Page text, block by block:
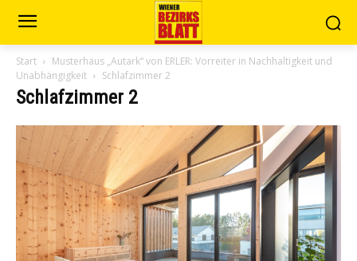
Start
Musterhaus „Autark“ von ERLER: Vorreiter in Nachhaltigkeit und
Unabhängigkeit
Schlafzimmer 2
Schlafzimmer 2